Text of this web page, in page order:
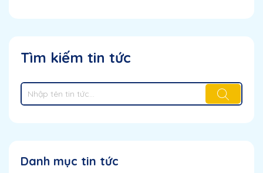
Tìm kiếm tin tức
Danh mục tin tức